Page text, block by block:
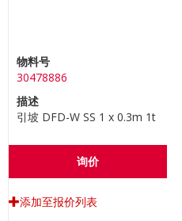
物料号
30478886
描述
引坡 DFD-W SS 1 x 0.3m 1t
询价
添加至报价列表